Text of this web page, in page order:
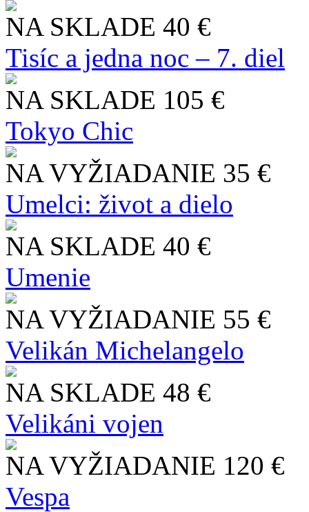
NA SKLADE 40 €
Tisíc a jedna noc – 7. diel
NA SKLADE 105 €
Tokyo Chic
NA VYŽIADANIE 35 €
Umelci: život a dielo
NA SKLADE 40 €
Umenie
NA VYŽIADANIE 55 €
Velikán Michelangelo
NA SKLADE 48 €
Velikáni vojen
NA VYŽIADANIE 120 €
Vespa